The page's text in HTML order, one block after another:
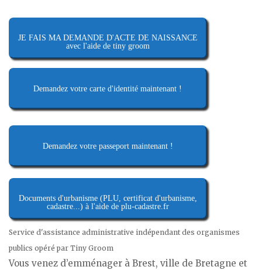
JE FAIS MA DEMANDE D'ACTE DE NAISSANCE
avec l'aide de tiny groom
Demandez votre carte d'identité maintenant !
Demandez votre passeport maintenant !
Documents d'urbanisme (PLU, certificat d'urbanisme,
cadastre...) à l'aide de plu-cadastre.fr
Service d'assistance administrative indépendant des organismes
publics opéré par Tiny Groom
Vous venez d’emménager à Brest, ville de Bretagne et